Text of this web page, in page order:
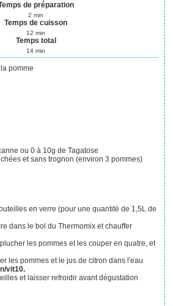
de préparation
2 min
Temps de cuisson
12 min
Temps total
14 min
la pomme
ou 0 à 10g de Tagatose
et sans trognon (environ 3 pommes)
dans le bol du Thermomix et chauffer
vit10.
et laisser refroidir avant dégustation